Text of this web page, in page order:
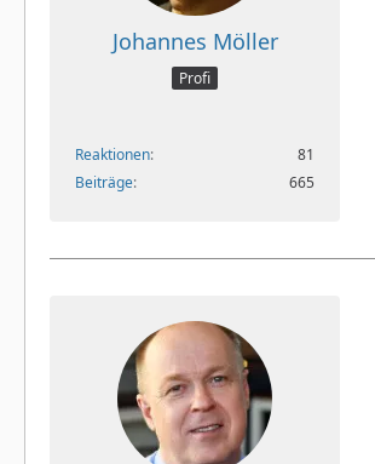
Johannes Möller
Profi
Reaktionen
81
Beiträge
665